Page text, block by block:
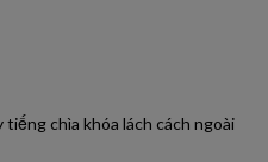
chìa khóa lách cách ngoài